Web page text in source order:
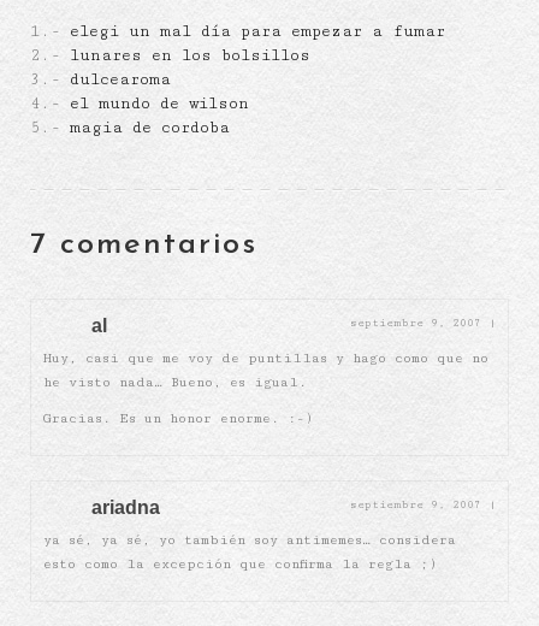
1.- elegi un mal día para empezar a fumar
2.-
lunares en los bolsillos
3.-
dulcearoma
4.-
el mundo de wilson
5.- magia de cordoba
7 comentarios
al septiembre 9, 2007 |
Huy, casi que me voy de puntillas y hago como que no
he visto nada… Bueno, es igual.
Gracias. Es un honor enorme. :-)
ariadna septiembre 9, 2007 |
ya sé, ya sé, yo también soy antimemes… considera
esto como la excepción que confirma la regla ;)